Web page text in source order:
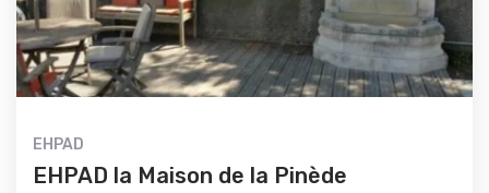
EHPAD
EHPAD la Maison de la Pinède